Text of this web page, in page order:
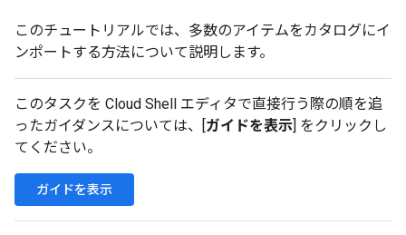
このチュートリアルでは、多数のアイテムをカタログにイ
ンポートする方法について説明します。
このタスクを Cloud Shell エディタで直接行う際の順を追
ったガイダンスについては、[ガイドを表示] をクリックし
てください。
ガイドを表示